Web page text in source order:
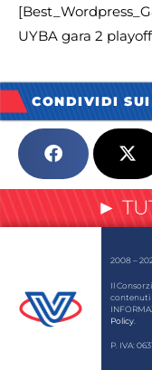
UYBA gara 2 playoff
CONDIVIDI
►
2008 –
Il
contenuti
Policy
P. IVA: